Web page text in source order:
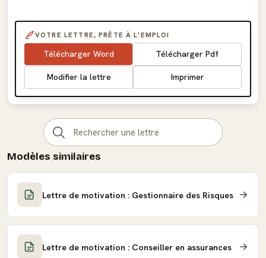
VOTRE LETTRE, PRÊTE À L'EMPLOI
Télécharger Word Télécharger Pdf
Modifier la lettre Imprimer
Modèles similaires
Lettre de motivation : Gestionnaire des Risques
Lettre de motivation : Conseiller en assurances